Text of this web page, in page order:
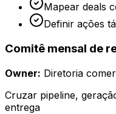
Mapear deals
Definir ações
Comitê mensal de
Owner: Diretoria
Cruzar pipeline,
entrega